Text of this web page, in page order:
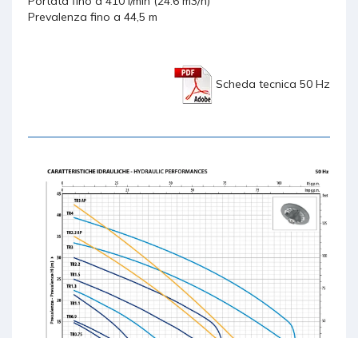
Prevalenza fino a 44,5 m
Scheda tecnica 50 Hz